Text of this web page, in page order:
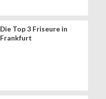
Die Top 3 Friseure in
Frankfurt